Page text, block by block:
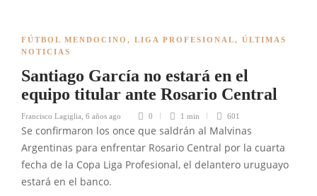
FÚTBOL MENDOCINO , LIGA PROFESIONAL, ÚLTIMAS
NOTICIAS
Santiago García no estará en el
equipo titular ante Rosario Central
Francisco Lagiglia 6 años ago 0 1 min 601
Se confirmaron los once que saldrán al Malvinas
Argentinas para enfrentar Rosario Central por la cuarta
fecha de la Copa Liga Profesional, el delantero uruguayo
estará en el banco.